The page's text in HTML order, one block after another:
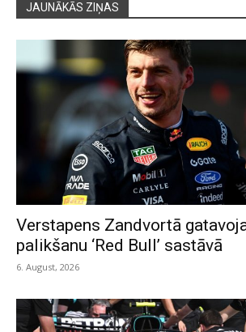
JAUNĀKĀS ZIŅAS
Verstapens Zandvortā
palikšanu ‘Red Bull’ sastāvā
6. August, 2026